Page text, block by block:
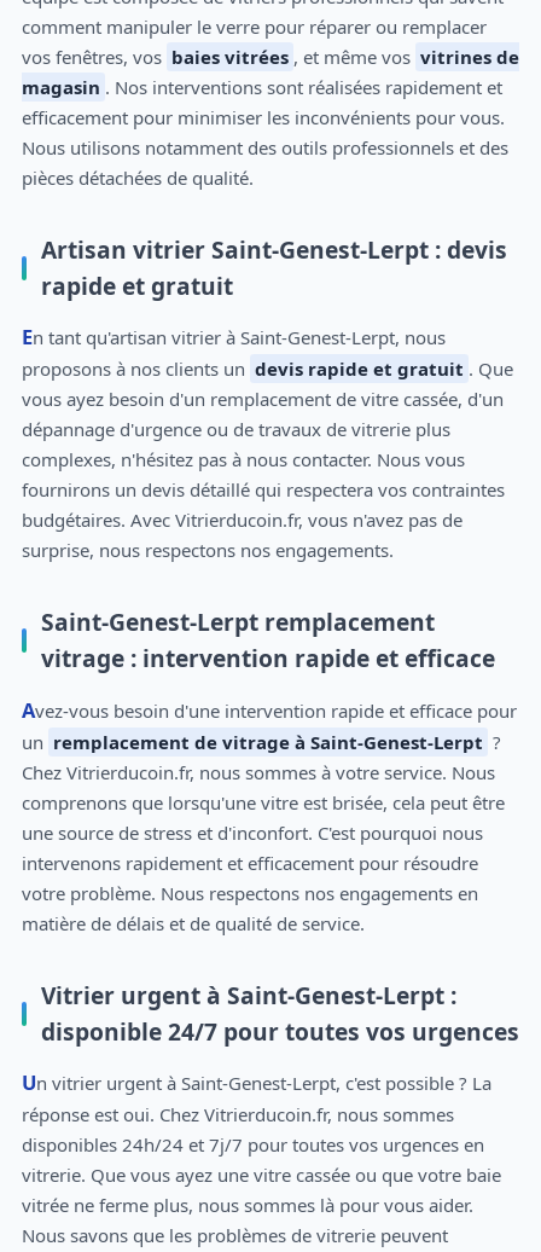
comment manipuler le verre pour réparer ou remplacer
vos fenêtres, vos baies vitrées , et même vos vitrines de
magasin . Nos interventions sont réalisées rapidement et
efficacement pour minimiser les inconvénients pour vous.
Nous utilisons notamment des outils professionnels et des
pièces détachées de qualité.
Artisan vitrier Saint-Genest-Lerpt : devis
rapide et gratuit
En tant qu'artisan vitrier à Saint-Genest-Lerpt, nous
proposons à nos clients un devis rapide et gratuit . Que
vous ayez besoin d'un remplacement de vitre cassée, d'un
dépannage d'urgence ou de travaux de vitrerie plus
complexes, n'hésitez pas à nous contacter. Nous vous
fournirons un devis détaillé qui respectera vos contraintes
budgétaires. Avec Vitrierducoin.fr, vous n'avez pas de
surprise, nous respectons nos engagements.
Saint-Genest-Lerpt remplacement
vitrage : intervention rapide et efficace
Avez-vous besoin d'une intervention rapide et efficace pour
un remplacement de vitrage à Saint-Genest-Lerpt ?
Chez Vitrierducoin.fr, nous sommes à votre service. Nous
comprenons que lorsqu'une vitre est brisée, cela peut être
une source de stress et d'inconfort. C'est pourquoi nous
intervenons rapidement et efficacement pour résoudre
votre problème. Nous respectons nos engagements en
matière de délais et de qualité de service.
Vitrier urgent à Saint-Genest-Lerpt :
disponible 24/7 pour toutes vos urgences
Un vitrier urgent à Saint-Genest-Lerpt, c'est possible ? La
réponse est oui. Chez Vitrierducoin.fr, nous sommes
disponibles 24h/24 et 7j/7 pour toutes vos urgences en
vitrerie. Que vous ayez une vitre cassée ou que votre baie
vitrée ne ferme plus, nous sommes là pour vous aider.
Nous savons que les problèmes de vitrerie peuvent